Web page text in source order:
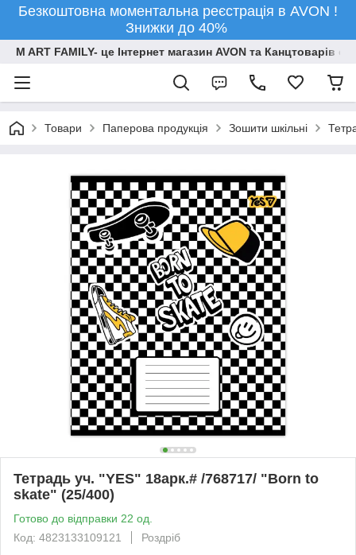
Безкоштовна моментальна реєстрація в AVON !
Знижки до 40%
M ART FAMILY- це Інтернет магазин AVON та Канцтоварів
Товари Паперова продукцiя Зошити шкільні
Тетрадь уч. "YES" 18арк.# /768717/ "Born to
skate" (25/400)
Готово до відправки 22 од.
Код: 4823133109121
Роздріб